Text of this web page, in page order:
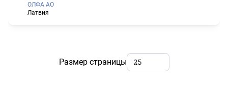
ОЛФА АО
Латвия
Размер страницы